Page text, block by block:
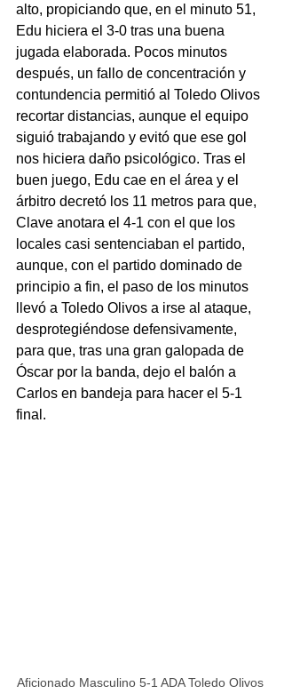
alto, propiciando que, en el minuto 51,
Edu hiciera el 3-0 tras una buena
jugada elaborada. Pocos minutos
después, un fallo de concentración y
contundencia permitió al Toledo Olivos
recortar distancias, aunque el equipo
siguió trabajando y evitó que ese gol
nos hiciera daño psicológico. Tras el
buen juego, Edu cae en el área y el
árbitro decretó los 11 metros para que,
Clave anotara el 4-1 con el que los
locales casi sentenciaban el partido,
aunque, con el partido dominado de
principio a fin, el paso de los minutos
llevó a Toledo Olivos a irse al ataque,
desprotegiéndose defensivamente,
para que, tras una gran galopada de
Óscar por la banda, dejo el balón a
Carlos en bandeja para hacer el 5-1
final.
Aficionado Masculino 5-1 ADA Toledo Olivos